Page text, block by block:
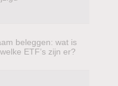
beleggen: wat is
ETF’s zijn er?